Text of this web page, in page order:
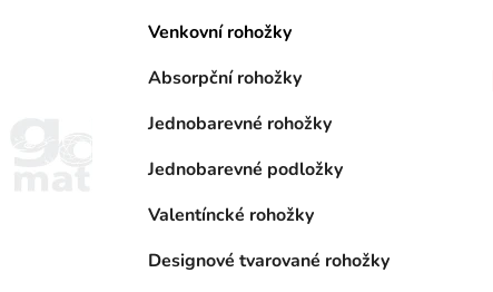
Venkovní rohožky
Absorpční rohožky
Jednobarevné rohožky
Jednobarevné podložky
Valentíncké rohožky
Designové tvarované rohožky